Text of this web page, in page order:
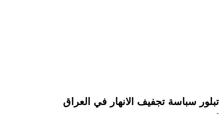
تبلور سباسة تجفيف الانهار في العراق